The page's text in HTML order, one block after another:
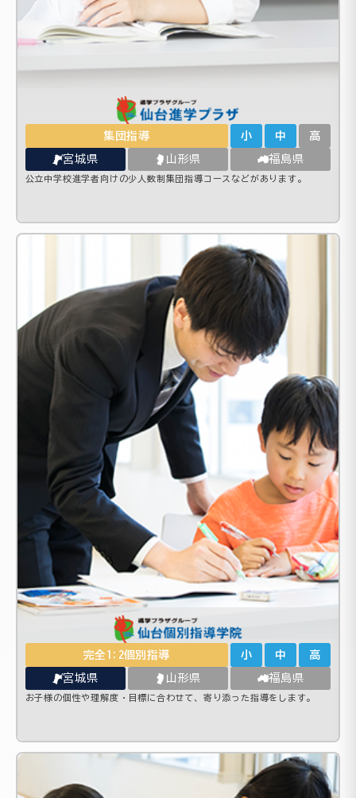
集団指導 小 中 高
宮城県 山形県 福島県
公立中学校進学者向けの少人数制集団指導コースなどがあります。
完全1:2個別指導 小 中 高
宮城県 山形県 福島県
お子様の個性や理解度・目標に合わせて、寄り添った指導をします。